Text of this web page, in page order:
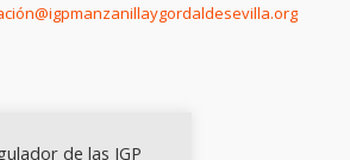
de las IGP